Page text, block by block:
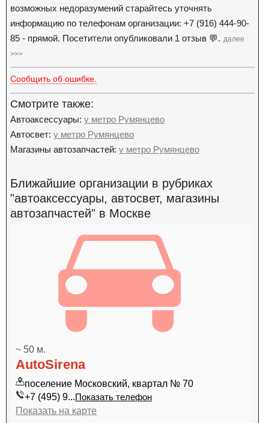
возможных недоразумений старайтесь уточнять
информацию по телефонам организации: +7 (916) 444-90-
85 - прямой. Посетители опубликовали 1 отзыв 💬. далее
>>>
Сообщить об ошибке.
Смотрите также:
Автоаксессуары: у метро Румянцево
Автосвет: у метро Румянцево
Магазины автозапчастей: у метро Румянцево
Ближайшие организации в рубриках
"автоаксессуары, автосвет, магазины
автозапчастей" в Москве
~ 50 м.
AutoSirena
поселение Московский, квартал № 70
+7 (495) 9...Показать телефон
Показать на карте